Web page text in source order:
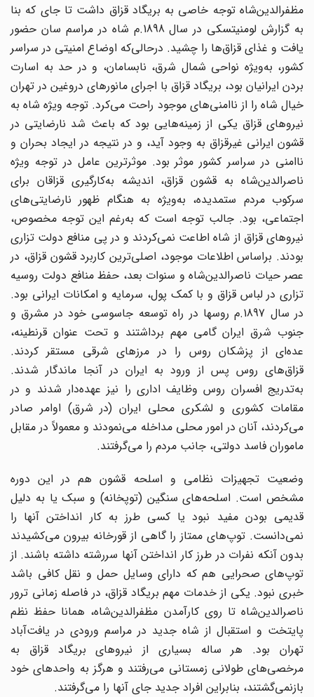
مظفرالدین‌شاه توجه خاصی به بریگاد قزاق داشت تا جای که بنا
به گزارش لومنیتسکی در سال 1898.م شاه در مراسم سان حضور
یافت و غذای قزاق‌ها را چشید. درحالی‌‌که اوضاع امنیتی در سراسر
کشور، به‌ویژه نواحی شمال شرق، نابسامان، و در حد به اسارت
بردن ایرانیان بود، بریگاد قزاق با اجرای مانورهای دروغین در تهران
خیال شاه را از ناامنی‌های موجود راحت می‌کرد. توجه ویژه شاه به
نیروهای قزاق یکی از زمینه‌هایی بود که باعث شد نارضایتی در
قشون ایرانی غیرقزاق به وجود آید، و در نتیجه در ایجاد بحران و
ناامنی در سراسر کشور موثر بود. موثرترین عامل در توجه ویژه
ناصرالدین‌شاه به قشون قزاق، اندیشه به‌کارگیری قزاقان برای
سرکوب مردم ستمدیده، به‌ویژه به هنگام ظهور نارضایتی‌‌های
اجتماعی، بود. جالب توجه است که به‌رغم این توجه مخصوص،
نیروهای قزاق از شاه اطاعت نمی‌کردند و در پی منافع دولت تزاری
بودند. براساس اطلاعات موجود، اصلی‌ترین کاربرد قشون قزاق، در
عصر حیات ناصرالدین‌شاه و سنوات بعد، حفظ منافع دولت روسیه
تزاری در لباس قزاق و با کمک پول، سرمایه و امکانات ایرانی بود.
در سال 1897.م روسها در راه توسعه جاسوسی خود در مشرق و
جنوب شرق ایران گامی مهم برداشتند و تحت عنوان قرنطینه،
عده‌ای از پزشکان روس را در مرزهای شرقی مستقر کردند.
قزاق‌های روس پس از ورود به ایران در آنجا ماندگار شدند.
به‌تدریج افسران روس وظایف اداری را نیز عهده‌دار شدند و در
مقامات کشوری و لشکری محلی ایران (در شرق) اوامر صادر
می‌کردند، آنان در امور محلی مداخله می‌نمودند و معمولاً در مقابل
ماموران فاسد دولتی، جانب مردم را می‌گرفتند.
وضعیت تجهیزات نظامی و اسلحه قشون هم در این دوره
مشخص است. اسلحه‌های سنگین (توپخانه) و سبک یا به دلیل
قدیمی بودن مفید نبود یا کسی طرز به کار انداختن آنها را
نمی‌دانست. توپ‌های ممتاز را گاهی از قورخانه بیرون می‌کشیدند
بدون آنکه نفرات در طرز کار انداختن آنها سررشته داشته باشند. از
توپ‌های صحرایی هم که دارای وسایل حمل و نقل کافی باشد
خبری نبود. یکی از خدمات مهم بریگاد قزاق، در فاصله زمانی ترور
ناصرالدین‌شاه تا روی کارآمدن مظفرالدین‌شاه، همانا حفظ نظم
پایتخت و استقبال از شاه جدید در مراسم ورودی در یافت‌آباد
تهران بود. هر ساله بسیاری از نیروهای بریگاد قزاق به
مرخصی‌های طولانی زمستانی می‌رفتند و هرگز به واحدهای خود
بازنمی‌گشتند، بنابراین افراد جدید جای آنها را می‌گرفتند.